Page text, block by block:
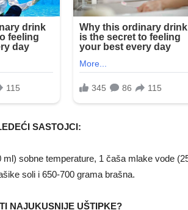
SASTOJCI:
ml) sobne temperature, 1 čaša mlake vode
soli i 650-700 grama brašna.
NAJUKUSNIJE UŠTIPKE?